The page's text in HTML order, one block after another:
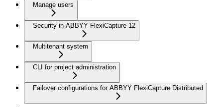
Manage users
Security in ABBYY FlexiCapture 12
Multitenant system
CLI for project administration
Failover configurations for ABBYY FlexiCapture Distributed